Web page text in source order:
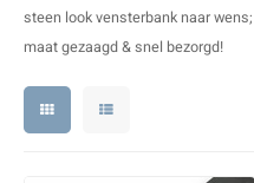
steen look vensterbank naar
maat gezaagd & snel bezorgd!